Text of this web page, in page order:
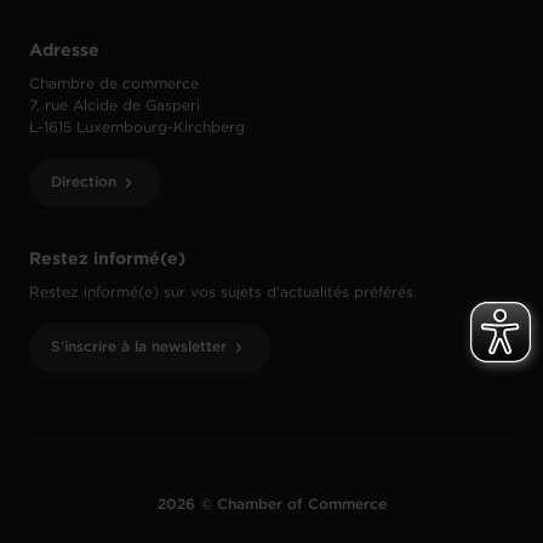
Restez informé(e)
Restez informé(e) sur vos sujets d’actualités préférés.
S'inscrire à la newsletter
Adresse
Chambre de commerce
7, rue Alcide de Gasperi
L-1615 Luxembourg-Kirchberg
Direction
2026 © Chamber of Commerce